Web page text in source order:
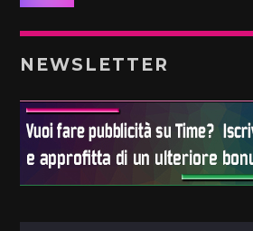
NEWSLETTER